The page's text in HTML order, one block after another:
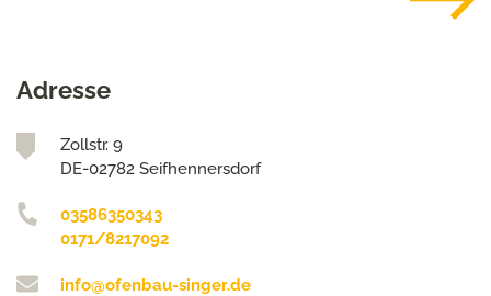
Adresse
Zollstr. 9
DE-02782 Seifhennersdorf
03586350343
0171/8217092
info@ofenbau-singer.de